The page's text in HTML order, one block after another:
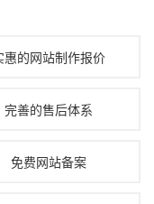
惠的网站制作报价
完善的售后体系
免费网站备案